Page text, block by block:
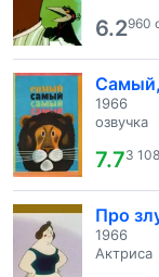
6.2960
1966
озвучка
7.73
Про
1966
Актриса